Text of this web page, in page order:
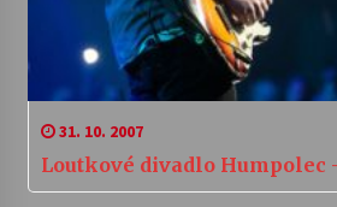
31. 10. 2007
Loutkové divadlo Humpolec